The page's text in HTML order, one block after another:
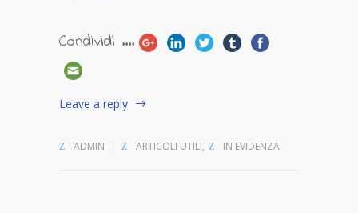
Condividi ....
Leave a reply
ADMIN ARTICOLI UTILI, IN EVIDENZA